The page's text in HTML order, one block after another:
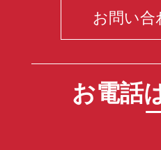
お問い合
お電話